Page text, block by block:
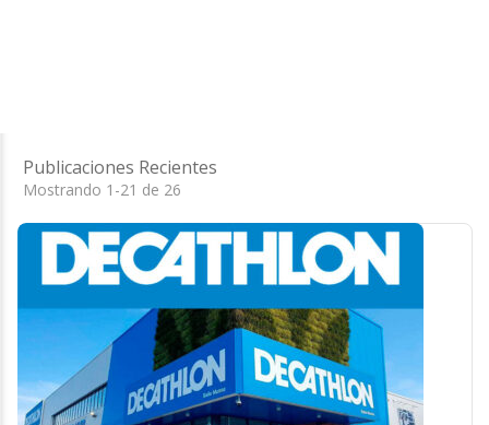
Publicaciones Recientes
Mostrando 1-21 de 26